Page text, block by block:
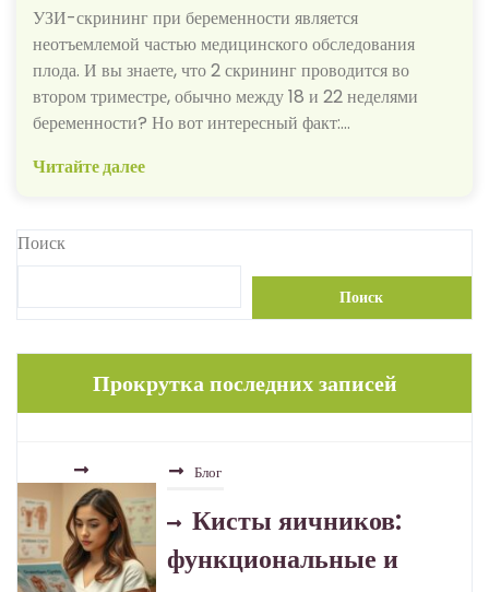
УЗИ-скрининг при беременности является
неотъемлемой частью медицинского обследования
плода. И вы знаете, что 2 скрининг проводится во
втором триместре, обычно между 18 и 22 неделями
беременности? Но вот интересный факт:…
Читайте далее
Поиск
Поиск
Прокрутка последних записей
функциональные и
патологические